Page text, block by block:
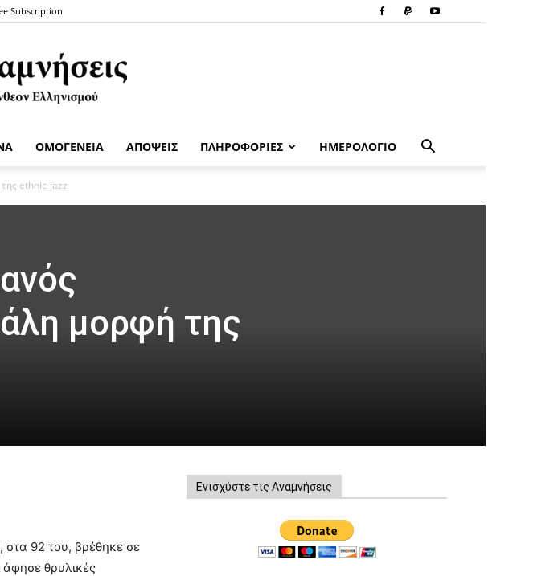
Subscription
ΟΜΟΓΕΝΕΙΑ ΑΠΟΨΕΙΣ ΠΛΗΡΟΦΟΡΙΕΣ ΗΜΕΡΟΛΟΓΙΟ
ethnic-jazz
μορφή της
92 του, βρέθηκε σε
θρυλικές
Ενισχύστε τις Αναμνήσεις